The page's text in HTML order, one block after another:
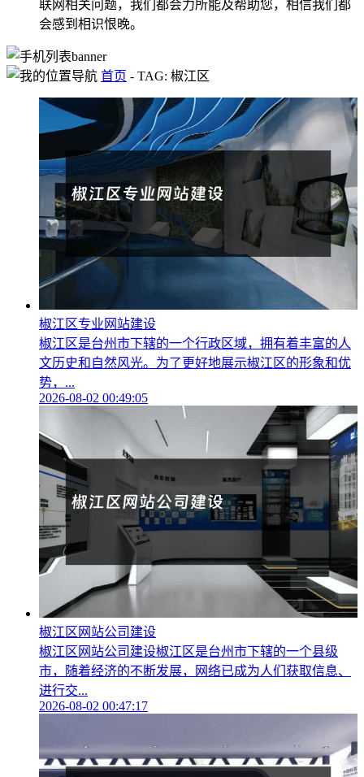
联网相关问题，我们都会力所能及帮助您，相信我们都
会感到相识恨晚。
首页 - TAG: 椒江区
椒江区专业网站建设
椒江区是台州市下辖的一个行政区域，拥有着丰富的人
文历史和自然风光。为了更好地展示椒江区的形象和优
势，...
2026-08-02 00:49:05
椒江区网站公司建设
椒江区网站公司建设椒江区是台州市下辖的一个县级
市，随着经济的不断发展，网络已成为人们获取信息、
进行交...
2026-08-02 00:47:17